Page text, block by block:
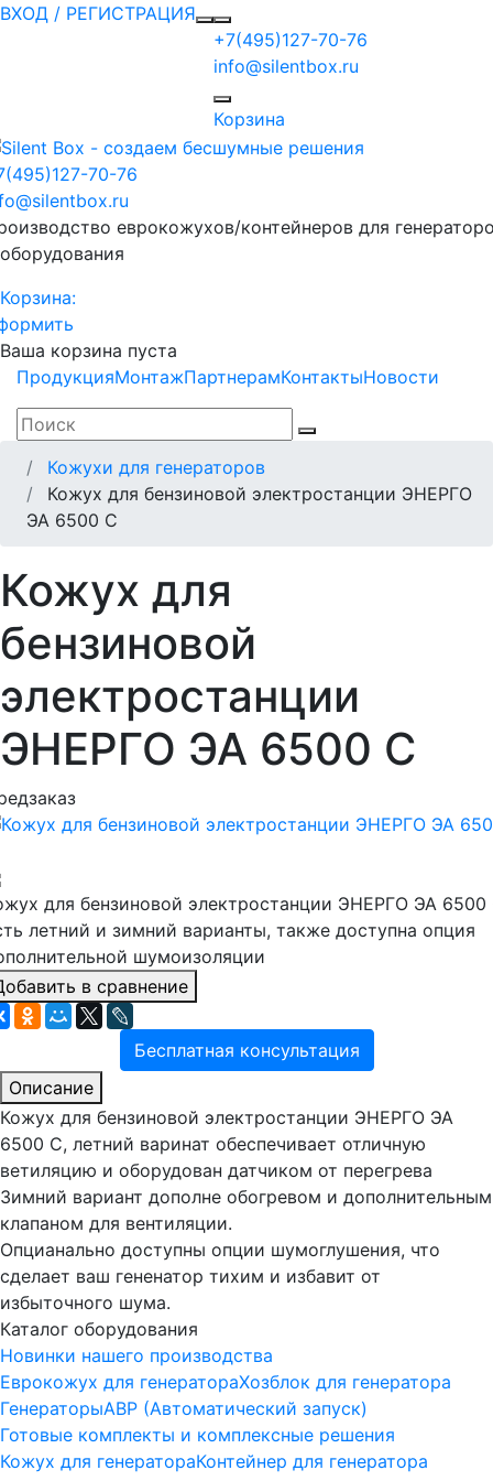
ВХОД / РЕГИСТРАЦИЯ
+7(495)127-70-76
info@silentbox.ru
Корзина
70-76
еврокожухов/контейнеров для
Корзина:
Ваша корзина пуста
ПродукцияМонтажПартнерамКонтактыНовости
Кожухи для генераторов
Кожух для бензиновой электростанции ЭНЕРГО
ЭА 6500 C
Кожух для
бензиновой
электростанции
ЭНЕРГО ЭА 6500 C
для бензиновой электростанции ЭНЕРГО ЭА 6500
летний и зимний варианты, также доступна опция
шумоизоляции
в сравнение
Бесплатная консультация
Описание
Кожух для бензиновой электростанции ЭНЕРГО ЭА
6500 C, летний варинат обеспечивает отличную
ветиляцию и оборудован датчиком от перегрева
Зимний вариант дополне обогревом и дополнительным
клапаном для вентиляции.
Опцианально доступны опции шумоглушения, что
сделает ваш гененатор тихим и избавит от
избыточного шума.
Каталог оборудования
Новинки нашего производства
Еврокожух для генератораХозблок для генератора
ГенераторыАВР (Автоматический запуск)
Готовые комплекты и комплексные решения
Кожух для генератораКонтейнер для генератора